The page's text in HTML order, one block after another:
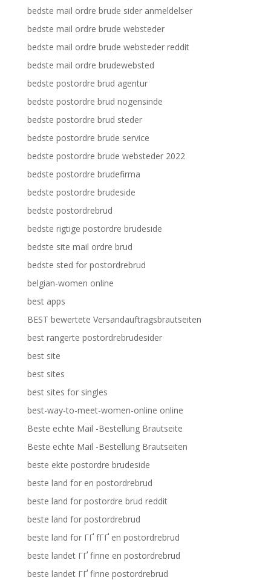
bedste mail ordre brude sider anmeldelser
bedste mail ordre brude websteder
bedste mail ordre brude websteder reddit
bedste mail ordre brudewebsted
bedste postordre brud agentur
bedste postordre brud nogensinde
bedste postordre brud steder
bedste postordre brude service
bedste postordre brude websteder 2022
bedste postordre brudefirma
bedste postordre brudeside
bedste postordrebrud
bedste rigtige postordre brudeside
bedste site mail ordre brud
bedste sted for postordrebrud
belgian-women online
best apps
BEST bewertete Versandauftragsbrautseiten
best rangerte postordrebrudesider
best site
best sites
best sites for singles
best-way-to-meet-women-online online
Beste echte Mail -Bestellung Brautseite
Beste echte Mail -Bestellung Brautseiten
beste ekte postordre brudeside
beste land for en postordrebrud
beste land for postordre brud reddit
beste land for postordrebrud
beste land for ГҐ fГҐ en postordrebrud
beste landet ГҐ finne en postordrebrud
beste landet ГҐ finne postordrebrud